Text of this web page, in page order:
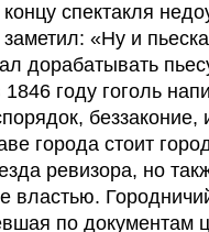
спектакля
«Ну и
дорабатывать
году гоголь
города стоит
ревизора, но
властью.
по документам